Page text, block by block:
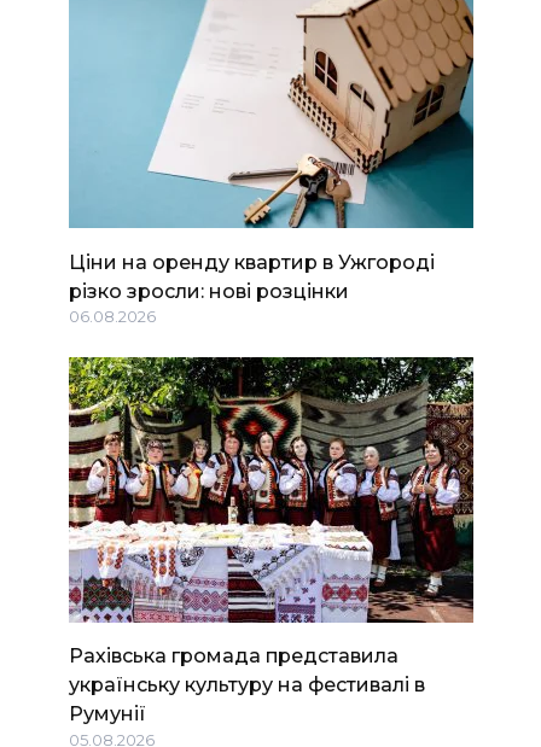
Ціни на оренду квартир в Ужгороді
різко зросли: нові розцінки
06.08.2026
Рахівська громада представила
українську культуру на фестивалі в
Румунії
05.08.2026